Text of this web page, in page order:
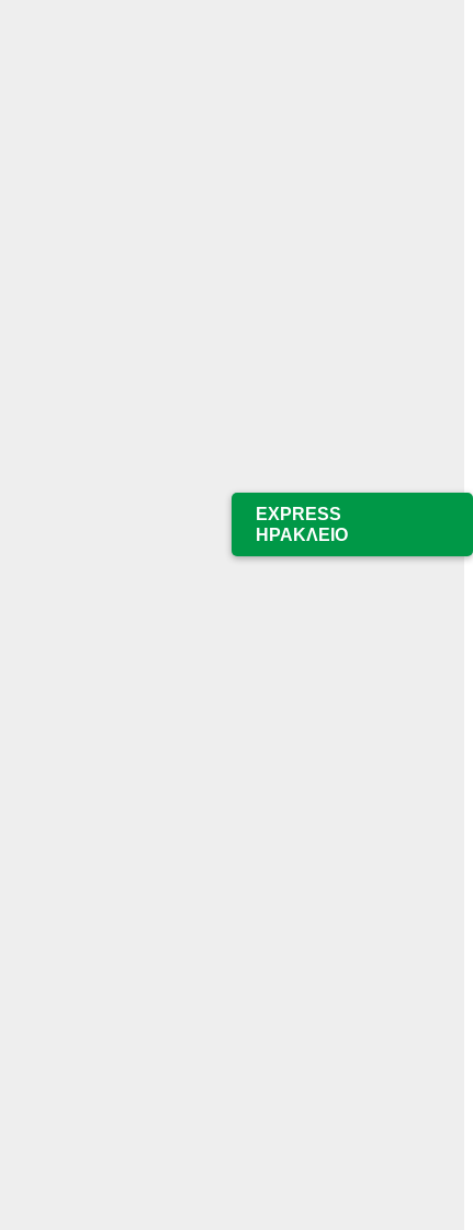
EXPRESS
ΗΡΑΚΛΕΙΟ